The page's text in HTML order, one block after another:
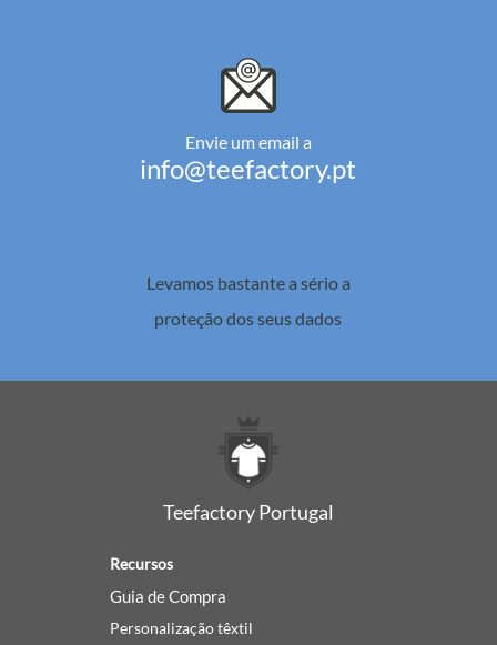
Envie um email a
info@teefactory.pt
Levamos bastante a sério a
proteção dos seus dados
Teefactory Portugal
Recursos
Guia de Compra
Personalização têxtil